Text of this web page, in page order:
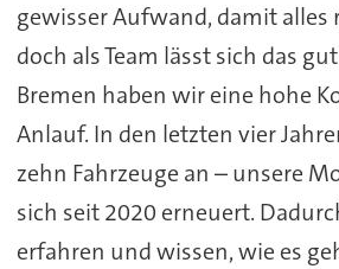
gewisser Aufwand, damit alles
doch als Team lässt sich das
Bremen haben wir eine hohe
Anlauf. In den letzten vier
zehn Fahrzeuge an – unsere
sich seit 2020 erneuert.
erfahren und wissen, wie es